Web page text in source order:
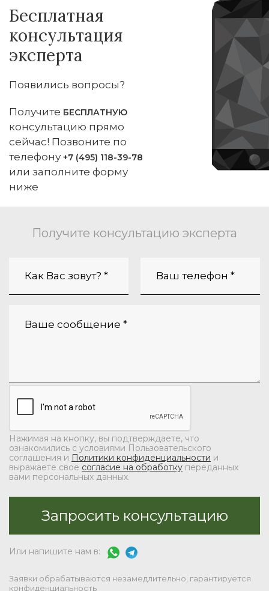
Бесплатная
консультация
эксперта
Появились вопросы?
Получите БЕСПЛАТНУЮ
консультацию прямо
сейчас! Позвоните по
телефону +7 (495) 118-39-78
или заполните форму
ниже
Получите консультацию эксперта
Нажимая на кнопку, вы подтверждаете, что
ознакомились с условиями Пользовательского
соглашения и Политики конфиденциальности и
выражаете своё согласие на обработкупереданных
вами персональных данных.
Или напишите нам в:
Заявки обрабатываются незамедлительно, гарантируется
конфиденциальность